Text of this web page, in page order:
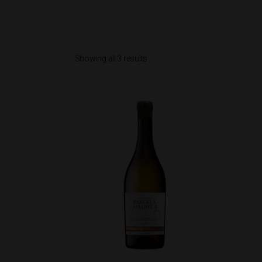
Showing all 3 results